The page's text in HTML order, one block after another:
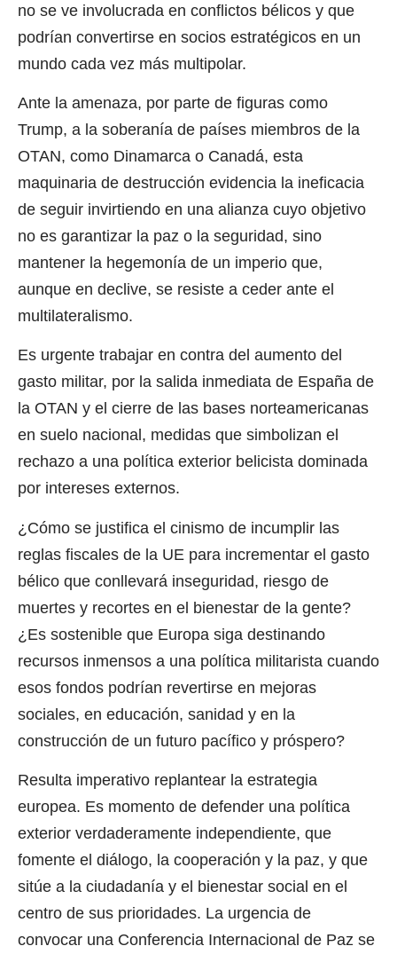
no se ve involucrada en conflictos bélicos y que
podrían convertirse en socios estratégicos en un
mundo cada vez más multipolar.
Ante la amenaza, por parte de figuras como
Trump, a la soberanía de países miembros de la
OTAN, como Dinamarca o Canadá, esta
maquinaria de destrucción evidencia la ineficacia
de seguir invirtiendo en una alianza cuyo objetivo
no es garantizar la paz o la seguridad, sino
mantener la hegemonía de un imperio que,
aunque en declive, se resiste a ceder ante el
multilateralismo.
Es urgente trabajar en contra del aumento del
gasto militar, por la salida inmediata de España de
la OTAN y el cierre de las bases norteamericanas
en suelo nacional, medidas que simbolizan el
rechazo a una política exterior belicista dominada
por intereses externos.
¿Cómo se justifica el cinismo de incumplir las
reglas fiscales de la UE para incrementar el gasto
bélico que conllevará inseguridad, riesgo de
muertes y recortes en el bienestar de la gente?
¿Es sostenible que Europa siga destinando
recursos inmensos a una política militarista cuando
esos fondos podrían revertirse en mejoras
sociales, en educación, sanidad y en la
construcción de un futuro pacífico y próspero?
Resulta imperativo replantear la estrategia
europea. Es momento de defender una política
exterior verdaderamente independiente, que
fomente el diálogo, la cooperación y la paz, y que
sitúe a la ciudadanía y el bienestar social en el
centro de sus prioridades. La urgencia de
convocar una Conferencia Internacional de Paz se